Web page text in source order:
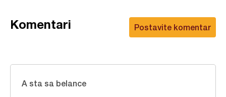
Postavite komentar
Komentari
A sta sa belance